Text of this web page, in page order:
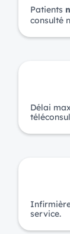
Patients
consulté
Délai
service.